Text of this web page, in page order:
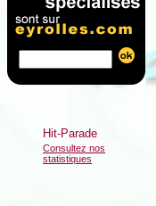
Consultez nos
statistiques